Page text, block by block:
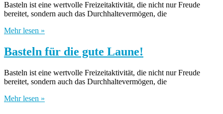
Basteln ist eine wertvolle Freizeitaktivität, die nicht nur Freude
bereitet, sondern auch das Durchhaltevermögen, die
Mehr lesen »
Basteln für die gute Laune!
Basteln ist eine wertvolle Freizeitaktivität, die nicht nur Freude
bereitet, sondern auch das Durchhaltevermögen, die
Mehr lesen »